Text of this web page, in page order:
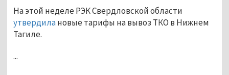
На этой неделе РЭК Свердловской области
утвердилановые тарифы на вывоз ТКО в Нижнем
Тагиле.
...